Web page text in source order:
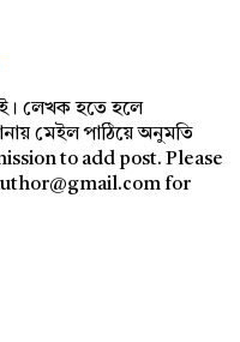
লেখক হতে হলে
মেইল পাঠিয়ে অনুমতি
to add post. Please
for